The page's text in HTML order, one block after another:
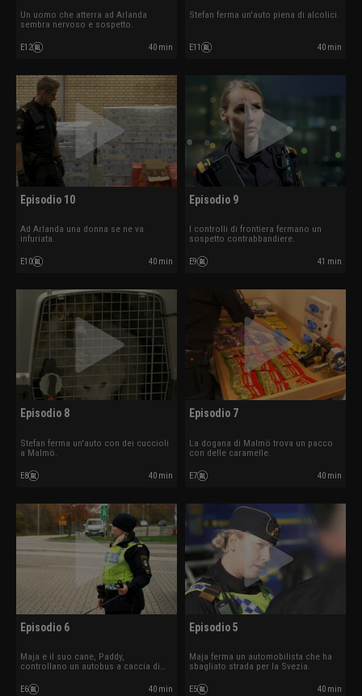
Un uomo che atterra ad Arlanda
sembra nervoso e sospetto.
E12 40 min
Stefan ferma un'auto piena di alcolici.
E11 40 min
Episodio 10
Ad Arlanda una donna se ne va
infuriata.
E10 40 min
Episodio 9
I controlli di frontiera fermano un
sospetto contrabbandiere.
E9 41 min
Episodio 8
Stefan ferma un'auto con dei cuccioli
a Malmö.
E8 40 min
Episodio 7
La dogana di Malmö trova un pacco
con delle caramelle.
E7 40 min
Episodio 6
Maja e il suo cane, Paddy,
controllano un autobus a caccia di
E6 40 min
Episodio 5
Maja ferma un automobilista che ha
sbagliato strada per la Svezia.
E5 40 min